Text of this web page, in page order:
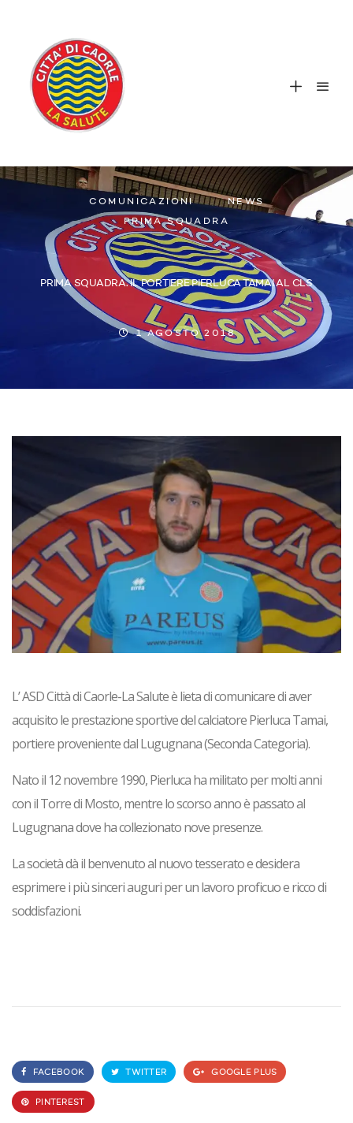
COMUNICAZIONI NEWS
PRIMA SQUADRA
PRIMA SQUADRA. IL PORTIERE PIERLUCA TAMAI AL CLS
1 AGOSTO 2018
L’ ASD Città di Caorle-La Salute è lieta di comunicare di aver
acquisito le prestazione sportive del calciatore Pierluca Tamai,
portiere proveniente dal Lugugnana (Seconda Categoria).
Nato il 12 novembre 1990, Pierluca ha militato per molti anni
con il Torre di Mosto, mentre lo scorso anno è passato al
Lugugnana dove ha collezionato nove presenze.
La società dà il benvenuto al nuovo tesserato e desidera
esprimere i più sinceri auguri per un lavoro proficuo e ricco di
soddisfazioni.
FACEBOOK TWITTER GOOGLE PLUS
PINTEREST